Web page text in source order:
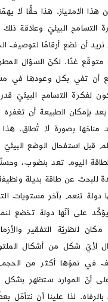
الامتياز. هذا حقًّا لا
التسامح البيئيّ وعلاقة
نريد أن نضع أرقامًا لتوصيف
متوقّع غدًا. لكنّ السؤال
أن تفي بكل وعودها في
لفكرة التسامح البيئيّ
بإمكان الطبيعة أن تغفره
مناخها بصورة لا تُطاق. هذا
قبل استفحال الوضع
اليوم تعد بنضوب،
للبحث عن طاقة بديلة
دولة تنعم بآخر مستويات
على أنّها دولة تخضع
مكان لنظريّة التفقير
لأيّ شكل من أشكال
في نموّها أكثر من
أنّ الموارد ستظهر
لذا علينا أن نتأمّل